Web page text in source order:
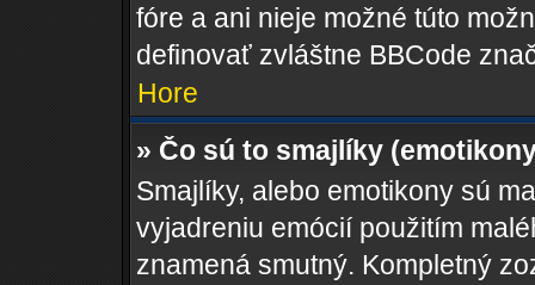
fóre a ani nieje možné túto
definovať zvláštne BBCode
Hore
» Čo sú to smajlíky
Smajlíky, alebo emotikony sú
vyjadreniu emócií použitím
znamená smutný. Kompletný